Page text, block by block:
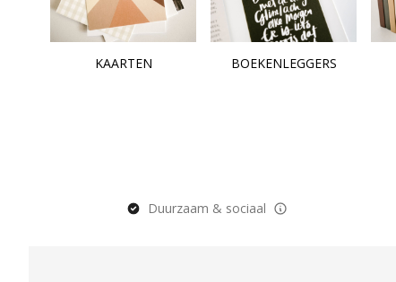
KAARTEN BOEKENLEGGERS
Duurzaam & sociaal